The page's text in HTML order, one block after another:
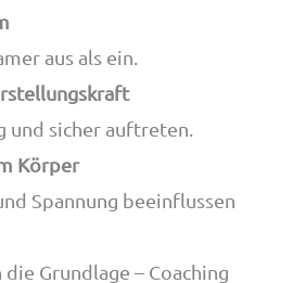
aus als ein.
und sicher auftreten.
Körper
Spannung beeinflussen
Grundlage – Coaching